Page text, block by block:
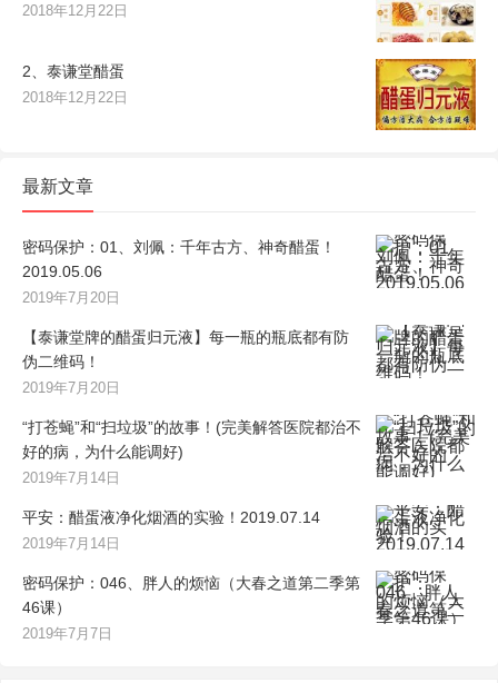
2018年12月22日
2、泰谦堂醋蛋
2018年12月22日
最新文章
密码保护：01、刘佩：千年古方、神奇醋蛋！
2019.05.06
2019年7月20日
【泰谦堂牌的醋蛋归元液】每一瓶的瓶底都有防
伪二维码！
2019年7月20日
“打苍蝇”和“扫垃圾”的故事！(完美解答医院都治不
好的病，为什么能调好)
2019年7月14日
平安：醋蛋液净化烟酒的实验！2019.07.14
2019年7月14日
密码保护：046、胖人的烦恼（大春之道第二季第
46课）
2019年7月7日